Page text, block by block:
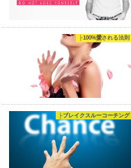
├100%愛される法則
├ブレイクスルーコーチング